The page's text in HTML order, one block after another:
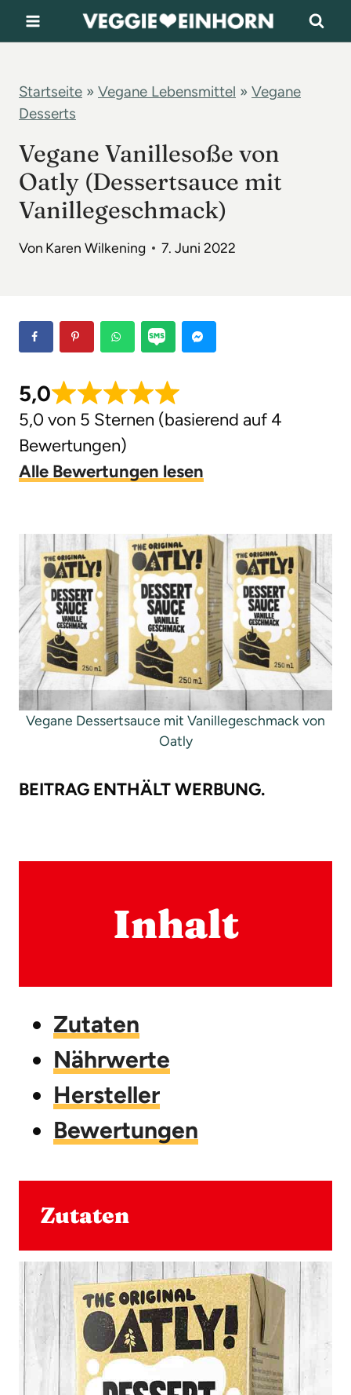
u
Startseite » Vegane Lebensmittel » Vegane
Desserts
Vegane Vanillesoße von
Oatly (Dessertsauce mit
Vanillegeschmack)
Von Karen Wilkening 7. Juni 2022
5,0
5,0 von 5 Sternen (basierend auf 4
Bewertungen)
Alle Bewertungen lesen
Vegane Dessertsauce mit Vanillegeschmack von
Oatly
BEITRAG ENTHÄLT WERBUNG.
Inhalt
Zutaten
Nährwerte
Hersteller
Bewertungen
Zutaten